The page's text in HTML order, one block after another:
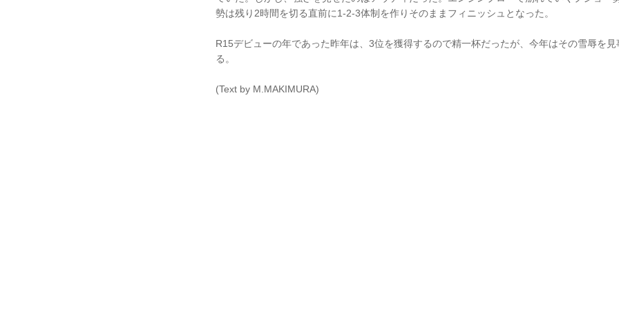
勢は残り2時間を切る直前に1-2-3体制を作りそのままフィニッシュとなった。
R15デビューの年であった昨年は、3位を獲得するので精一杯だったが、今年はその雪辱を見
る。
(Text by M.MAKIMURA)